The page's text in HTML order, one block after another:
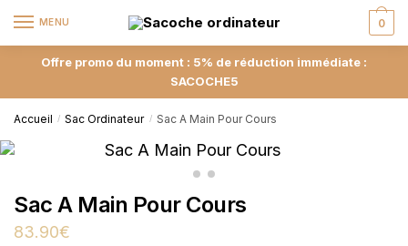
MENU 0
Offre promo du moment : 5% de réduction immédiate :
SACOCHE5
Accueil / Sac Ordinateur / Sac A Main Pour Cours
Sac A Main Pour Cours
83.90€